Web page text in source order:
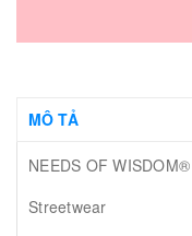
MÔ TẢ
NEEDS OF WISDOM®
Streetwear